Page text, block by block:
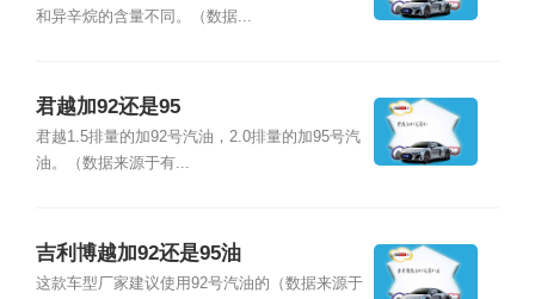
和异辛烷的含量不同。（数据...
君越加92还是95
君越1.5排量的加92号汽油，2.0排量的加95号汽
油。（数据来源于有...
吉利博越加92还是95油
这款车型厂家建议使用92号汽油的（数据来源于